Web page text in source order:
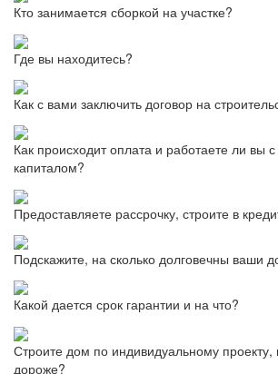
Кто занимается сборкой на участке?
Где вы находитесь?
Как с вами заключить договор на
Как происходит оплата и работаете ли вы
капиталом?
Предоставляете рассрочку, строите в
Подскажите, на сколько долговечны ваши
Какой дается срок гарантии и на что?
Строите дом по индивидуальному проекту,
дороже?